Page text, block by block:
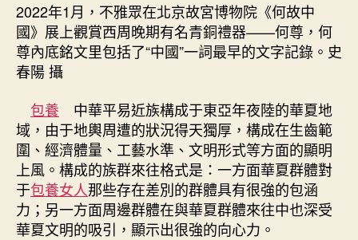
2022年1月，不雅眾在北京故宮博物院《何故中
國》展上觀賞西周晚期有名青銅禮器——何尊，何
尊內底銘文里包括了“中國”一詞最早的文字記錄。史
春陽 攝
包養 中華平易近族構成于東亞年夜陸的華夏地
域，由于地輿周遭的狀況得天獨厚，構成在生齒範
圍、經濟體量、工藝水準、文明形式等方面的顯明
上風。構成的族群來往格式是：一方面華夏群體對
于包養女人那些存在差別的群體具有很強的包涵
力；另一方面周邊群體在與華夏群體來往中也深受
華夏文明的吸引，顯示出很強的向心力。